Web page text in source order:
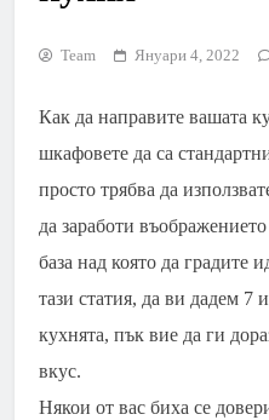
Team Януари 4, 2022
Как да направите вашата
шкафовете да са
просто трябва да
да заработи
база над която да градите
тази статия, да ви дадем 7
кухнята, пък вие да ги
вкус.
Някои от вас биха се